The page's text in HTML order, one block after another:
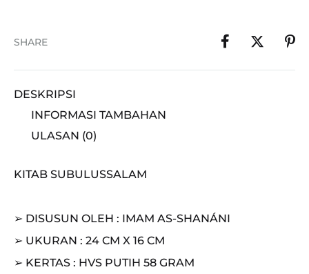
SHARE
DESKRIPSI
INFORMASI TAMBAHAN
ULASAN (0)
KITAB SUBULUSSALAM
➢ DISUSUN OLEH : IMAM AS-SHANÁNI
➢ UKURAN : 24 CM X 16 CM
➢ KERTAS : HVS PUTIH 58 GRAM